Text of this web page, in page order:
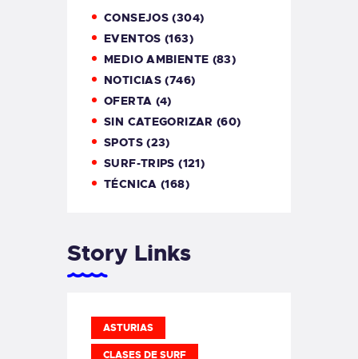
CONSEJOS (304)
EVENTOS (163)
MEDIO AMBIENTE (83)
NOTICIAS (746)
OFERTA (4)
SIN CATEGORIZAR (60)
SPOTS(23)
SURF-TRIPS (121)
TÉCNICA (168)
Story Links
ASTURIAS
CLASES DE SURF